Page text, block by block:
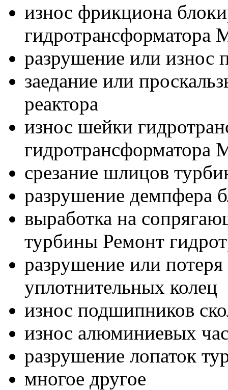
износ фрикциона
гидротрансформатора
разрушение или износ
заедание или
реактора
износ шейки
гидротрансформатора
срезание шлицов
разрушение демпфера
выработка на
турбины Ремонт
разрушение или
уплотнительных колец
износ подшипников
износ алюминиевых
разрушение лопаток
многое другое